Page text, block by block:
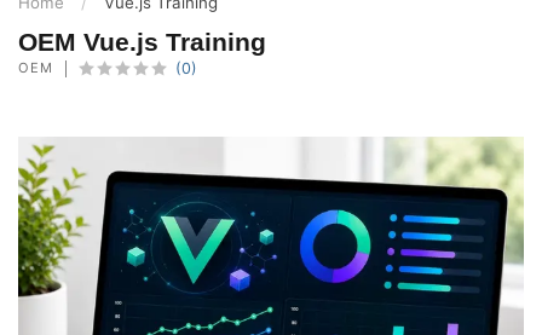
OEM Vue.js Training
OEM (0)